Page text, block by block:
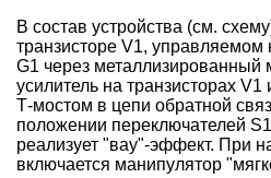
В состав устройства (см.
транзисторе V1,
G1 через металлизированный
усилитель на транзисторах
Т-мостом в цепи обратной
положении переключателей
реализует "вау"-эффект. При
включается манипулятор